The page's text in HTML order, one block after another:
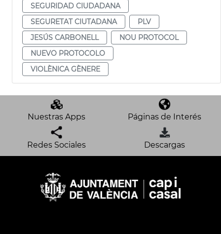
SEGURIDAD CIUDADANA
SEGURETAT CIUTADANA
PLV
JESÚS CARBONELL
NOU PROTOCOL
NUEVO PROTOCOLO
VIOLÈNICA GÈNERE
Nuestras Apps Páginas de Interés
Redes Sociales Descargas